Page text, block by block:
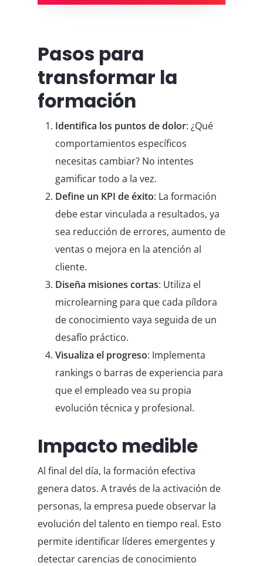
Pasos para
transformar la
formación
Identifica los puntos de dolor: ¿Qué
comportamientos específicos
necesitas cambiar? No intentes
gamificar todo a la vez.
Define un KPI de éxito: La formación
debe estar vinculada a resultados, ya
sea reducción de errores, aumento de
ventas o mejora en la atención al
cliente.
Diseña misiones cortas: Utiliza el
microlearning para que cada píldora
de conocimiento vaya seguida de un
desafío práctico.
Visualiza el progreso: Implementa
rankings o barras de experiencia para
que el empleado vea su propia
evolución técnica y profesional.
Impacto medible
Al final del día, la formación efectiva
genera datos. A través de la activación de
personas, la empresa puede observar la
evolución del talento en tiempo real. Esto
permite identificar líderes emergentes y
detectar carencias de conocimiento